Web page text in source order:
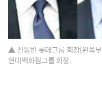
▲ 신동빈 롯데그룹 회장(왼쪽
현대백화점그룹 회장.